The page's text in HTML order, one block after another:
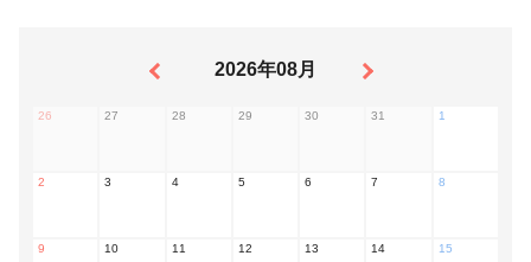
2026年08月
26 27 28 29 30 31 1
2 3 4 5 6 7 8
9 10 11 12 13 14 15